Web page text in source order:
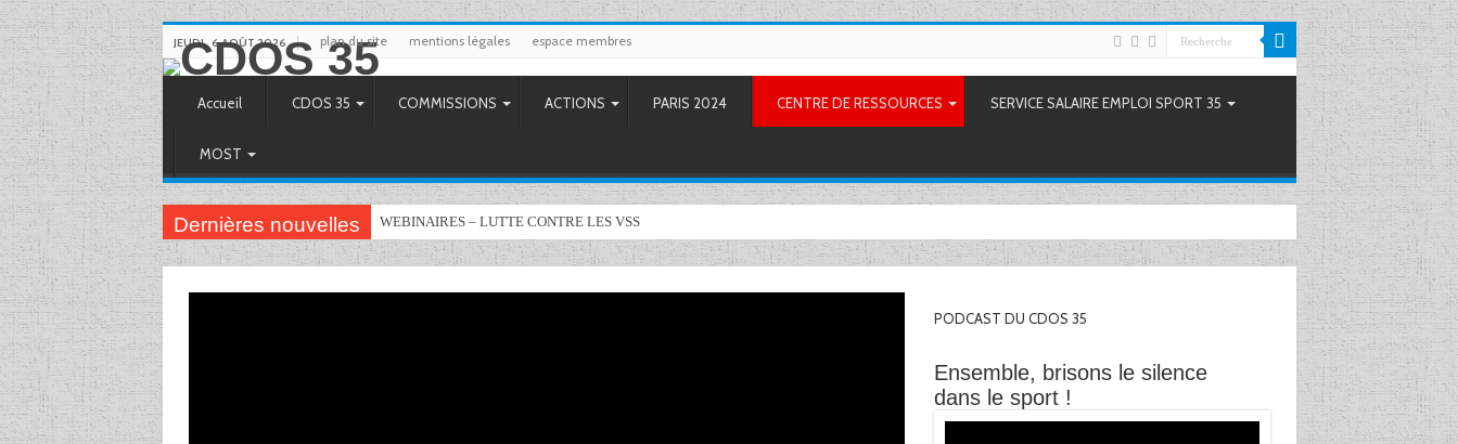
JEUDI , 6 AOÛT 2026 plan du site mentions légales espace membres
Accueil CDOS 35 COMMISSIONS ACTIONS PARIS 2024 CENTRE DE RESSOURCES SERVICE SALAIRE EMPLOI SPORT 35
MOST
Dernières nouvelles WEBINAIRES – LUTTE CONTRE LES VSS
PODCAST DU CDOS 35
Ensemble, brisons le silence
dans le sport !